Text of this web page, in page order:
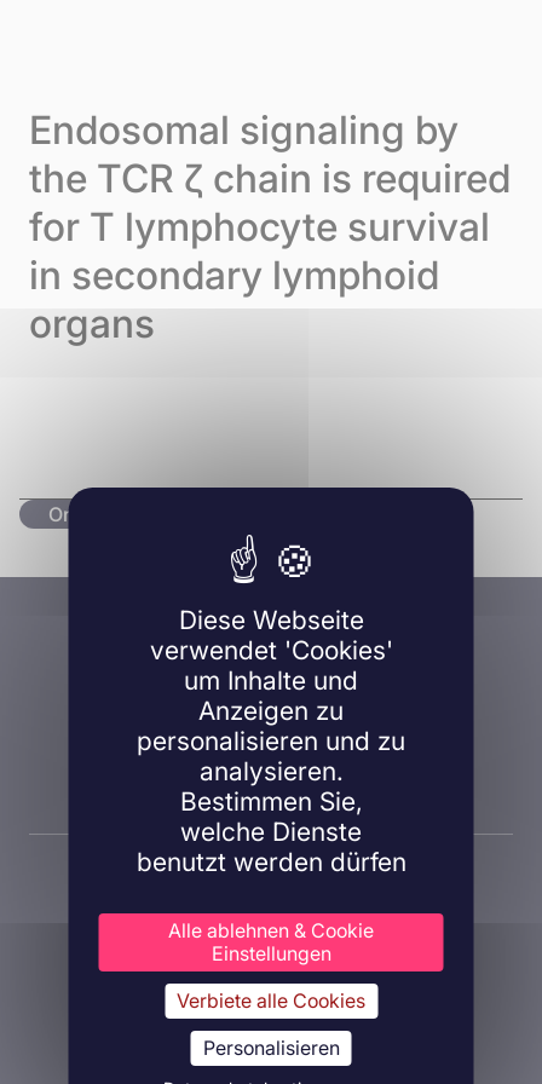
Diese Webseite
verwendet 'Cookies'
um Inhalte und
Anzeigen zu
personalisieren und zu
analysieren.
Bestimmen Sie,
welche Dienste
benutzt werden dürfen
Alle ablehnen & Cookie
Einstellungen
Verbiete alle Cookies
Personalisieren
Endosomal signaling by
the TCR ζ chain is required
for T lymphocyte survival
in secondary lymphoid
organs
Originalartikel lesen
Eine Frage, ein Projekt?
Kontaktieren Sie uns!
Kontaktieren Sie uns
Über Inovarion
Therapeutische Bereiche